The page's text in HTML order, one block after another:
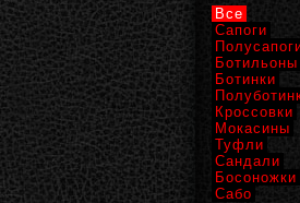
Все
Сапоги
Ботильоны
Ботинки
Кроссовки
Мокасины
Туфли
Сандали
Босоножки
Сабо